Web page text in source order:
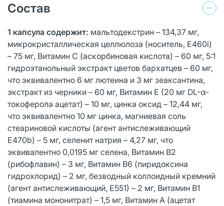
Состав
1 капсула содержит: мальтодекстрин – 134,37 мг,
микрокристаллическая целлюлоза (носитель, Е460i)
– 75 мг, Витамин C (аскорбиновая кислота) – 60 мг, 5:1
гидроэтанольный экстракт цветов бархатцев – 60 мг,
что эквивалентно 6 мг лютеина и 3 мг зеаксантина,
экстракт из черники – 60 мг, Витамин Е (20 мг DL-α-
токоферола ацетат) – 10 мг, цинка оксид – 12,44 мг,
что эквивалентно 10 мг цинка, магниевая соль
стеариновой кислоты (агент антислеживающий
E470b) – 5 мг, селенит натрия – 4,27 мг, что
эквивалентно 0,0195 мг селена, Витамин B2
(рибофлавин) – 3 мг, Витамин B6 (пиридоксина
гидрохлорид) – 2 мг, безводный коллоидный кремний
(агент антислеживающий, Е551) – 2 мг, Витамин B1
(тиамина мононитрат) – 1,5 мг, Витамин A (ацетат